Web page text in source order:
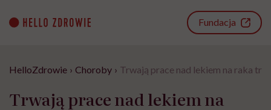
content
Fundacja
HelloZdrowie › Choroby › Trwają prace nad lekiem na raka
Trwają prace nad lekiem na